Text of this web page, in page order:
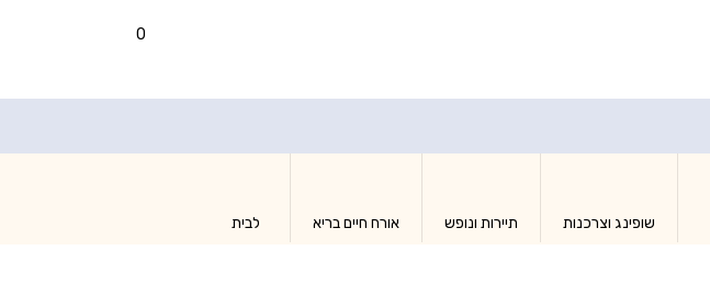
0
שופינג וצרכנות תיירות ונופש אורח חיים בריא לבית